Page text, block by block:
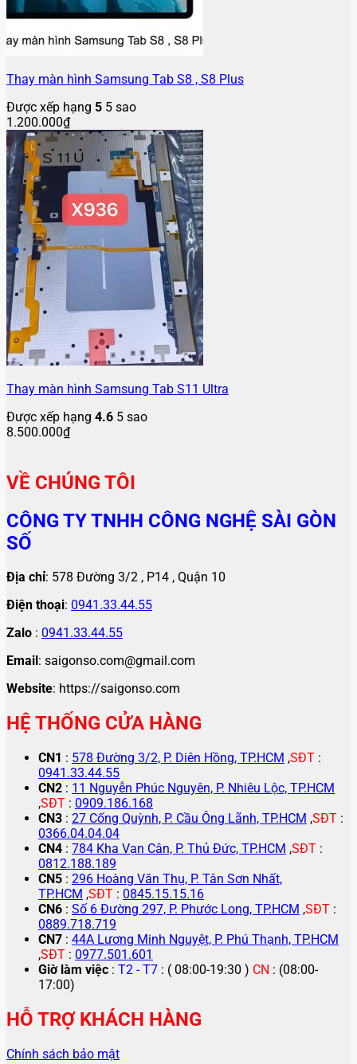
Thay màn hình Samsung Tab S8 , S8 Plus
Được xếp hạng 5 5 sao
1.200.000₫
Thay màn hình Samsung Tab S11 Ultra
Được xếp hạng 4.6 5 sao
8.500.000₫
VỀ CHÚNG TÔI
CÔNG TY TNHH CÔNG NGHỆ SÀI GÒN
SỐ
Địa chỉ: 578 Đường 3/2 , P14 , Quận 10
Điện thoại: 0941.33.44.55
Zalo : 0941.33.44.55
Email : saigonso.com@gmail.com
Website: https://saigonso.com
HỆ THỐNG CỬA HÀNG
CN1 : 578 Đường 3/2, P. Diên Hồng, TP.HCM ,SĐT :
0941.33.44.55
CN2 : 11 Nguyễn Phúc Nguyên, P. Nhiêu Lộc, TP.HCM
,SĐT : 0909.186.168
CN3 : 27 Cống Quỳnh, P. Cầu Ông Lãnh, TP.HCM ,SĐT :
0366.04.04.04
CN4 : 784 Kha Vạn Cân, P. Thủ Đức, TP.HCM ,SĐT :
0812.188.189
CN5 : 296 Hoàng Văn Thụ, P. Tân Sơn Nhất,
TP.HCM ,SĐT : 0845.15.15.16
CN6 : Số 6 Đường 297, P. Phước Long, TP.HCM ,SĐT :
0889.718.719
CN7 : 44A Lương Minh Nguyệt, P. Phú Thạnh, TP.HCM
,SĐT : 0977.501.601
Giờ làm việc : T2 - T7 : ( 08:00-19:30 ) CN : (08:00-
17:00)
HỖ TRỢ KHÁCH HÀNG
Chính sách bảo mật